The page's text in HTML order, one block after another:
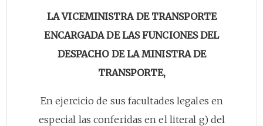
LA VICEMINISTRA DE TRANSPORTE
ENCARGADA DE LAS FUNCIONES DEL
DESPACHO DE LA MINISTRA DE
TRANSPORTE,
En ejercicio de sus facultades legales en
especial las conferidas en el literal g) del